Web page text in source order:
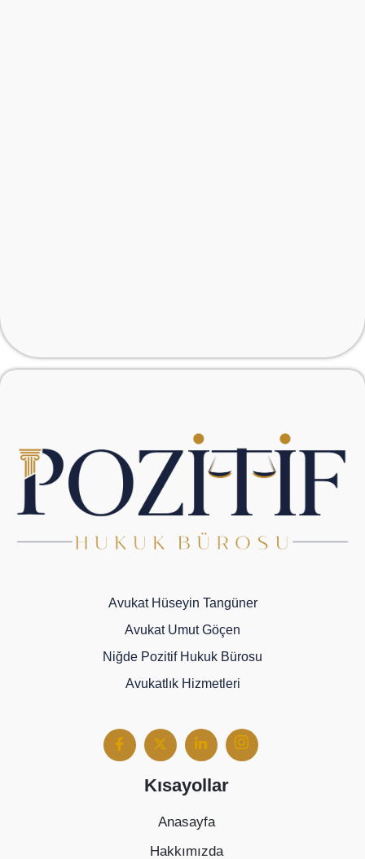
Avukat Hüseyin Tangüner
Avukat Umut Göçen
Niğde Pozitif Hukuk Bürosu
Avukatlık Hizmetleri
Kısayollar
Anasayfa
Hakkımızda